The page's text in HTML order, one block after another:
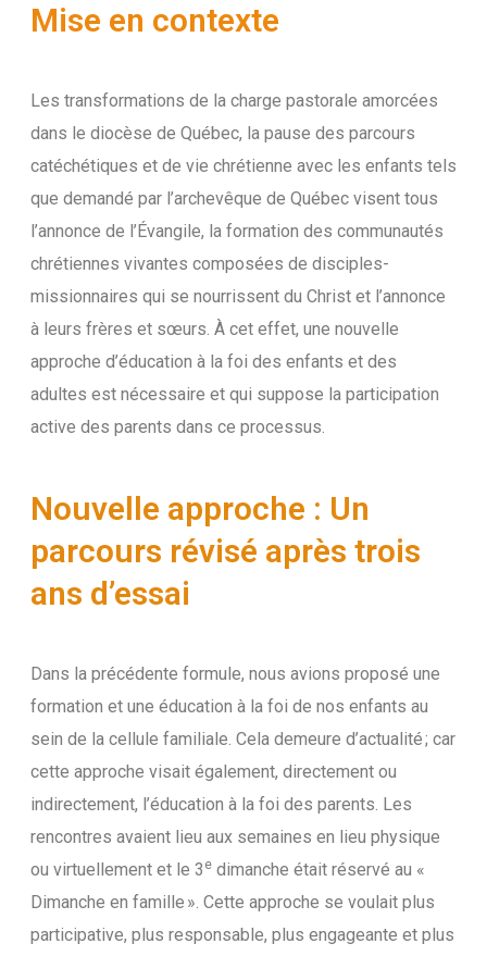
Mise en contexte
Les transformations de la charge pastorale amorcées
dans le diocèse de Québec, la pause des parcours
catéchétiques et de vie chrétienne avec les enfants tels
que demandé par l’archevêque de Québec visent tous
l’annonce de l’Évangile, la formation des communautés
chrétiennes vivantes composées de disciples-
missionnaires qui se nourrissent du Christ et l’annonce
à leurs frères et sœurs. À cet effet, une nouvelle
approche d’éducation à la foi des enfants et des
adultes est nécessaire et qui suppose la participation
active des parents dans ce processus.
Nouvelle approche : Un
parcours révisé après trois
ans d’essai
Dans la précédente formule, nous avions proposé une
formation et une éducation à la foi de nos enfants au
sein de la cellule familiale. Cela demeure d’actualité ; car
cette approche visait également, directement ou
indirectement, l’éducation à la foi des parents. Les
rencontres avaient lieu aux semaines en lieu physique
ou virtuellement et le 3 edimanche était réservé au «
Dimanche en famille ». Cette approche se voulait plus
participative, plus responsable, plus engageante et plus